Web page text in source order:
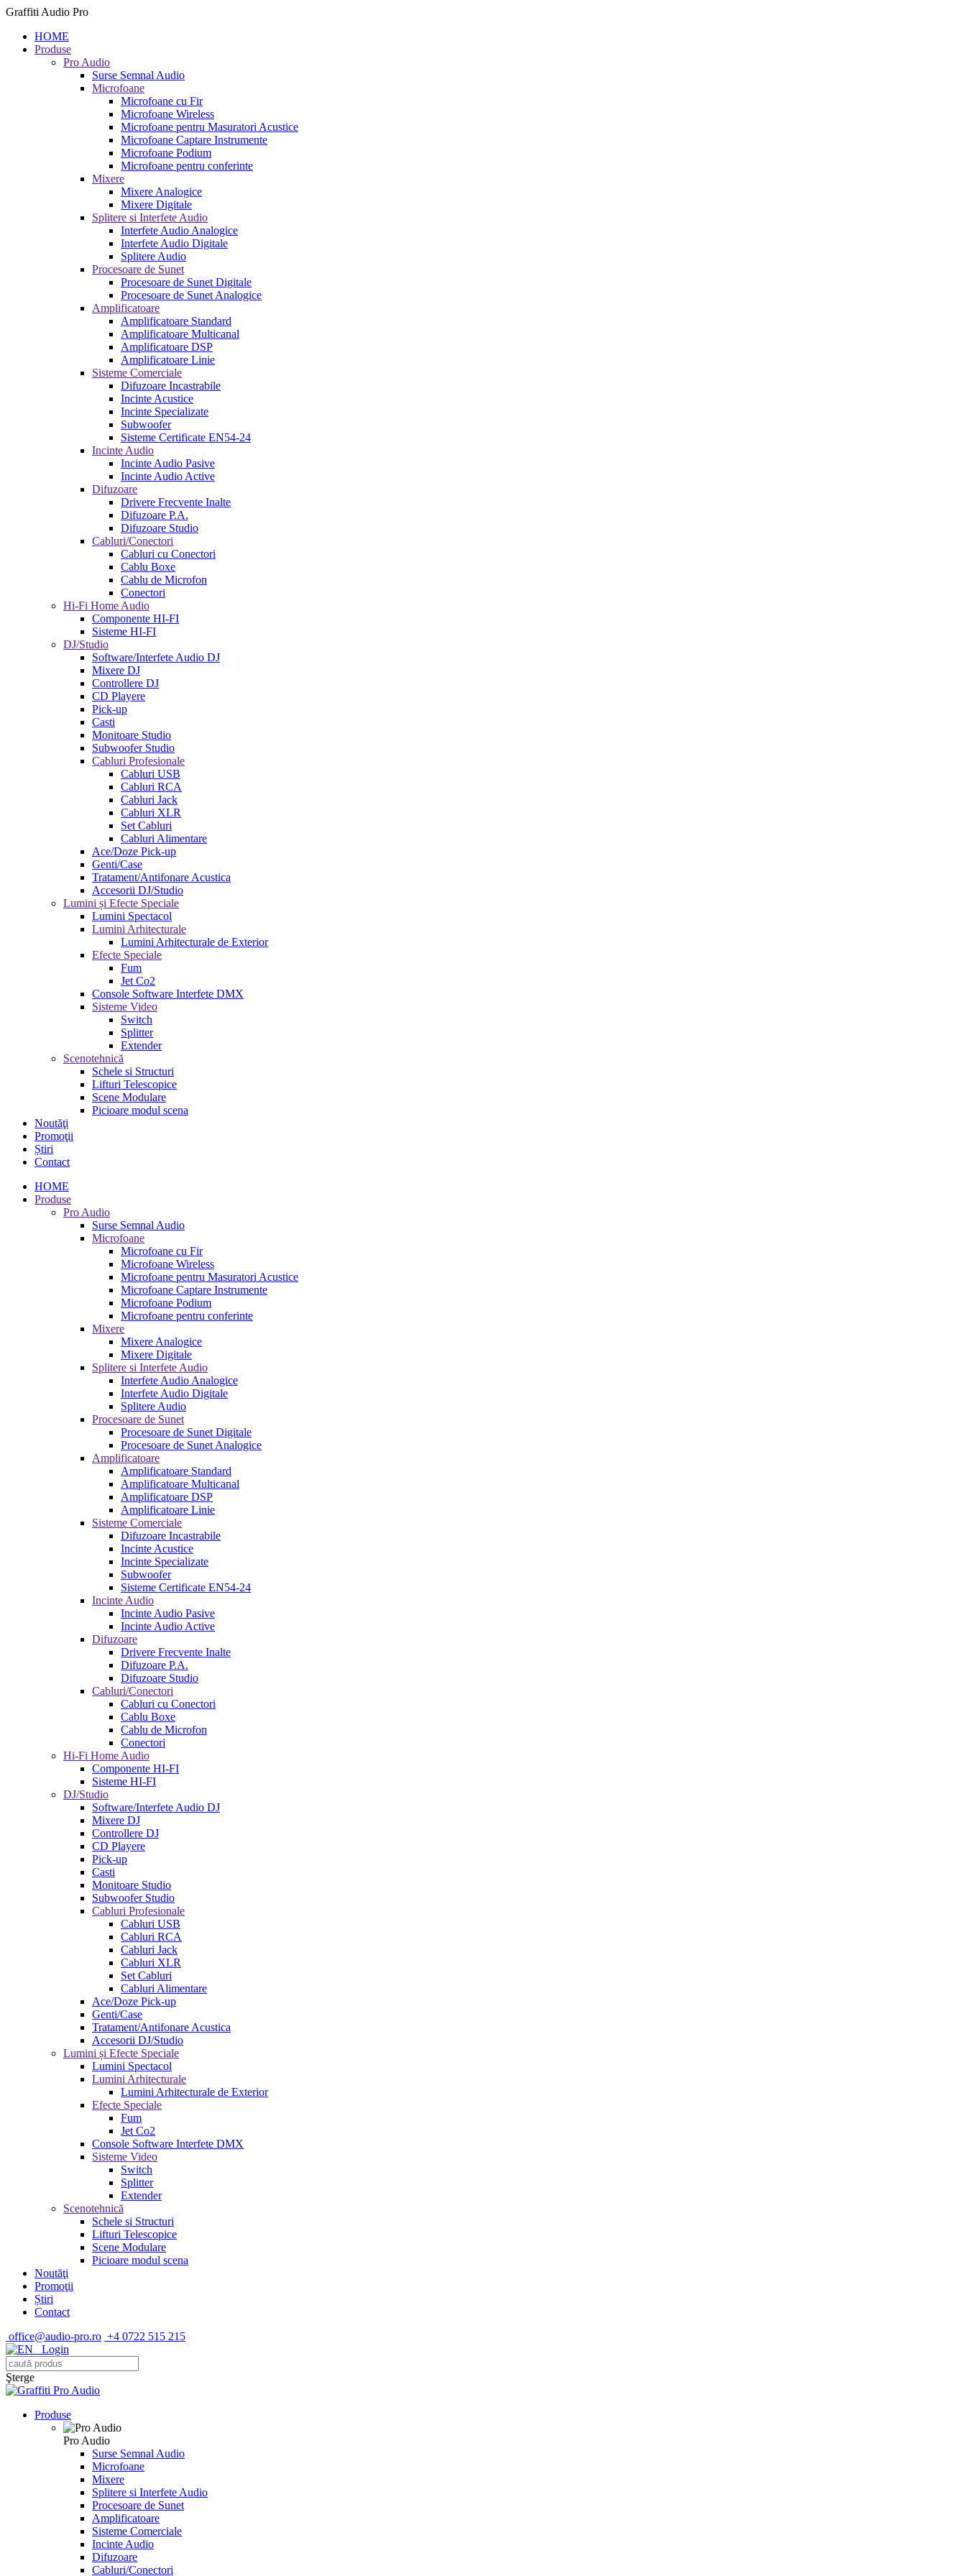
Graffiti Audio Pro
HOME
Produse
Pro Audio
Surse Semnal Audio
Microfoane
Microfoane cu Fir
Microfoane Wireless
Microfoane pentru Masuratori Acustice
Microfoane Captare Instrumente
Microfoane Podium
Microfoane pentru conferinte
Mixere
Mixere Analogice
Mixere Digitale
Splitere si Interfete Audio
Interfete Audio Analogice
Interfete Audio Digitale
Splitere Audio
Procesoare de Sunet
Procesoare de Sunet Digitale
Procesoare de Sunet Analogice
Amplificatoare
Amplificatoare Standard
Amplificatoare Multicanal
Amplificatoare DSP
Amplificatoare Linie
Sisteme Comerciale
Difuzoare Incastrabile
Incinte Acustice
Incinte Specializate
Subwoofer
Sisteme Certificate EN54-24
Incinte Audio
Incinte Audio Pasive
Incinte Audio Active
Difuzoare
Drivere Frecvente Inalte
Difuzoare P.A.
Difuzoare Studio
Cabluri/Conectori
Cabluri cu Conectori
Cablu Boxe
Cablu de Microfon
Conectori
Hi-Fi Home Audio
Componente HI-FI
Sisteme HI-FI
DJ/Studio
Software/Interfete Audio DJ
Mixere DJ
Controllere DJ
CD Playere
Pick-up
Casti
Monitoare Studio
Subwoofer Studio
Cabluri Profesionale
Cabluri USB
Cabluri RCA
Cabluri Jack
Cabluri XLR
Set Cabluri
Cabluri Alimentare
Ace/Doze Pick-up
Genti/Case
Tratament/Antifonare Acustica
Accesorii DJ/Studio
Lumini și Efecte Speciale
Lumini Spectacol
Lumini Arhitecturale
Lumini Arhitecturale de Exterior
Efecte Speciale
Fum
Jet Co2
Console Software Interfete DMX
Sisteme Video
Switch
Splitter
Extender
Scenotehnică
Schele si Structuri
Lifturi Telescopice
Scene Modulare
Picioare modul scena
Noutăţi
Promoţii
Știri
Contact
HOME
Produse
Pro Audio
Surse Semnal Audio
Microfoane
Microfoane cu Fir
Microfoane Wireless
Microfoane pentru Masuratori Acustice
Microfoane Captare Instrumente
Microfoane Podium
Microfoane pentru conferinte
Mixere
Mixere Analogice
Mixere Digitale
Splitere si Interfete Audio
Interfete Audio Analogice
Interfete Audio Digitale
Splitere Audio
Procesoare de Sunet
Procesoare de Sunet Digitale
Procesoare de Sunet Analogice
Amplificatoare
Amplificatoare Standard
Amplificatoare Multicanal
Amplificatoare DSP
Amplificatoare Linie
Sisteme Comerciale
Difuzoare Incastrabile
Incinte Acustice
Incinte Specializate
Subwoofer
Sisteme Certificate EN54-24
Incinte Audio
Incinte Audio Pasive
Incinte Audio Active
Difuzoare
Drivere Frecvente Inalte
Difuzoare P.A.
Difuzoare Studio
Cabluri/Conectori
Cabluri cu Conectori
Cablu Boxe
Cablu de Microfon
Conectori
Hi-Fi Home Audio
Componente HI-FI
Sisteme HI-FI
DJ/Studio
Software/Interfete Audio DJ
Mixere DJ
Controllere DJ
CD Playere
Pick-up
Casti
Monitoare Studio
Subwoofer Studio
Cabluri Profesionale
Cabluri USB
Cabluri RCA
Cabluri Jack
Cabluri XLR
Set Cabluri
Cabluri Alimentare
Ace/Doze Pick-up
Genti/Case
Tratament/Antifonare Acustica
Accesorii DJ/Studio
Lumini și Efecte Speciale
Lumini Spectacol
Lumini Arhitecturale
Lumini Arhitecturale de Exterior
Efecte Speciale
Fum
Jet Co2
Console Software Interfete DMX
Sisteme Video
Switch
Splitter
Extender
Scenotehnică
Schele si Structuri
Lifturi Telescopice
Scene Modulare
Picioare modul scena
Noutăţi
Promoţii
Știri
Contact
office@audio-pro.ro +4 0722 515 215
Login
Şterge
Produse
Pro Audio
Surse Semnal Audio
Microfoane
Mixere
Splitere si Interfete Audio
Procesoare de Sunet
Amplificatoare
Sisteme Comerciale
Incinte Audio
Difuzoare
Cabluri/Conectori